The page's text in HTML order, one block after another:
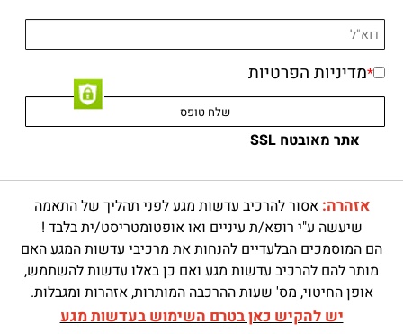
*מדיניות הפרטיות
אתר מאובטח SSL
אזהרה: אסור להרכיב עדשות מגע לפני תהליך של התאמה
שיעשה ע"י רופא/ת עיניים ואו אופטומטריסט/ית בלבד !
הם המוסמכים הבלעדיים להנחות את מרכיבי עדשות המגע האם
מותר להם להרכיב עדשות מגע ואם כן באלו עדשות להשתמש,
אופן החיטוי, מס' שעות ההרכבה המותרות, אזהרות ומגבלות.
יש להקיש כאן בטרם השימוש בעדשות מגע